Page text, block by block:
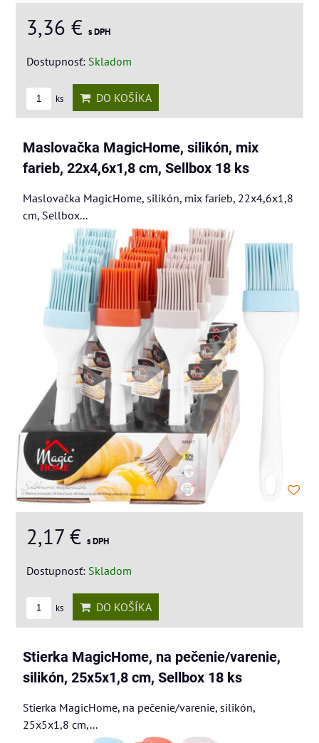
3,36 € s DPH
Dostupnosť: Skladom
ks DO KOŠÍKA
Maslovačka MagicHome, silikón, mix
farieb, 22x4,6x1,8 cm, Sellbox 18 ks
Maslovačka MagicHome, silikón, mix farieb, 22x4,6x1,8
cm, Sellbox...
2,17 € s DPH
Dostupnosť: Skladom
ks DO KOŠÍKA
Stierka MagicHome, na pečenie/varenie,
silikón, 25x5x1,8 cm, Sellbox 18 ks
Stierka MagicHome, na pečenie/varenie, silikón,
25x5x1,8 cm,...